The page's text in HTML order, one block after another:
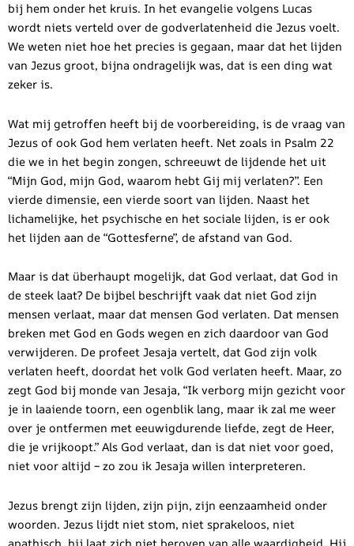
bij hem onder het kruis. In het evangelie volgens Lucas
wordt niets verteld over de godverlatenheid die Jezus voelt.
We weten niet hoe het precies is gegaan, maar dat het lijden
van Jezus groot, bijna ondragelijk was, dat is een ding wat
zeker is.
Wat mij getroffen heeft bij de voorbereiding, is de vraag van
Jezus of ook God hem verlaten heeft. Net zoals in Psalm 22
die we in het begin zongen, schreeuwt de lijdende het uit
“Mijn God, mijn God, waarom hebt Gij mij verlaten?”. Een
vierde dimensie, een vierde soort van lijden. Naast het
lichamelijke, het psychische en het sociale lijden, is er ook
het lijden aan de “Gottesferne”, de afstand van God.
Maar is dat überhaupt mogelijk, dat God verlaat, dat God in
de steek laat? De bijbel beschrijft vaak dat niet God zijn
mensen verlaat, maar dat mensen God verlaten. Dat mensen
breken met God en Gods wegen en zich daardoor van God
verwijderen. De profeet Jesaja vertelt, dat God zijn volk
verlaten heeft, doordat het volk God verlaten heeft. Maar, zo
zegt God bij monde van Jesaja, “Ik verborg mijn gezicht voor
je in laaiende toorn, een ogenblik lang, maar ik zal me weer
over je ontfermen met eeuwigdurende liefde, zegt de Heer,
die je vrijkoopt.” Als God verlaat, dan is dat niet voor goed,
niet voor altijd – zo zou ik Jesaja willen interpreteren.
Jezus brengt zijn lijden, zijn pijn, zijn eenzaamheid onder
woorden. Jezus lijdt niet stom, niet sprakeloos, niet